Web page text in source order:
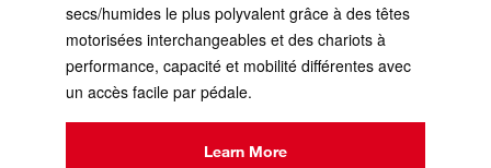
secs/humides le plus polyvalent grâce à des têtes
motorisées interchangeables et des chariots à
performance, capacité et mobilité différentes avec
un accès facile par pédale.
Learn More